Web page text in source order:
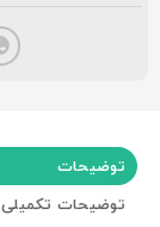
توضیحات
توضیحات تکمیلی